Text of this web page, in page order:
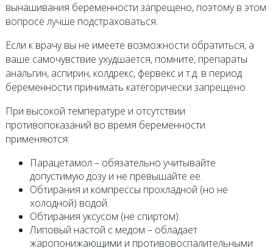
вынашивания беременности запрещено, поэтому в этом
вопросе лучше подстраховаться.
Если к врачу вы не имеете возможности обратиться, а
ваше самочувствие ухудшается, помните, препараты
анальгин, аспирин, колдрекс, фервекс и т.д. в период
беременности принимать категорически запрещено.
При высокой температуре и отсутствии
противопоказаний во время беременности
применяются:
Парацетамол – обязательно учитывайте
допустимую дозу и не превышайте ее.
Обтирания и компрессы прохладной (но не
холодной) водой.
Обтирания уксусом (не спиртом).
Липовый настой с медом – обладает
жаропонижающими и противовоспалительными